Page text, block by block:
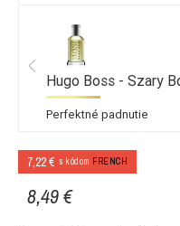
Hugo Boss - Szary
Perfektné padnutie
7,22 € s kódom FRENCH
8,49 €